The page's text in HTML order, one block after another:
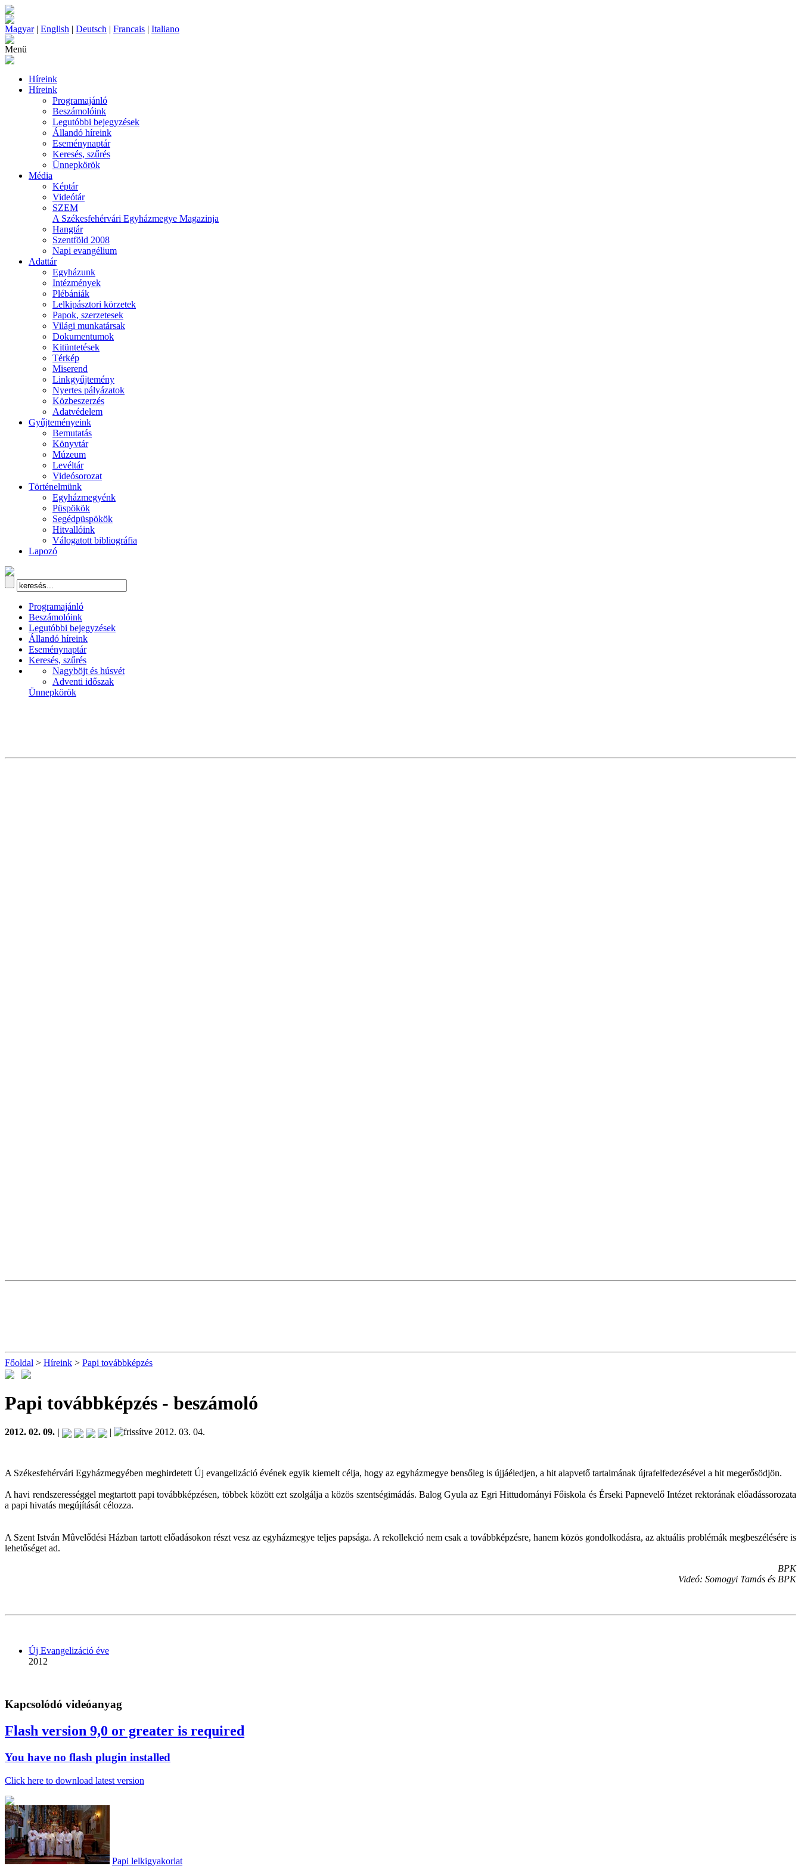
Magyar| English | Deutsch | Francais | Italiano
Menü
Híreink
Híreink
Programajánló
Beszámolóink
Legutóbbi bejegyzések
Állandó híreink
Eseménynaptár
Keresés, szűrés
Ünnepkörök
Média
Képtár
Videótár
SZEM
A Székesfehérvári Egyházmegye Magazinja
Hangtár
Szentföld 2008
Napi evangélium
Adattár
Egyházunk
Intézmények
Plébániák
Lelkipásztori körzetek
Papok, szerzetesek
Világi munkatársak
Dokumentumok
Kitüntetések
Térkép
Miserend
Linkgyűjtemény
Nyertes pályázatok
Közbeszerzés
Adatvédelem
Gyűjteményeink
Bemutatás
Könyvtár
Múzeum
Levéltár
Videósorozat
Történelmünk
Egyházmegyénk
Püspökök
Segédpüspökök
Hitvallóink
Válogatott bibliográfia
Lapozó
Programajánló
Beszámolóink
Legutóbbi bejegyzések
Állandó híreink
Eseménynaptár
Keresés, szűrés
Nagyböjt és húsvét
Adventi időszak
Ünnepkörök
Főoldal > Híreink > Papi továbbképzés
Papi továbbképzés - beszámoló
2012. 02. 09. | | 2012. 03. 04.
A Székesfehérvári Egyházmegyében meghirdetett Új evangelizáció évének egyik kiemelt célja, hogy az egyházmegye bensőleg is újjáéledjen, a hit alapvető tartalmának újrafelfedezésével a hit megerősödjön.
A havi rendszerességgel megtartott papi továbbképzésen, többek között ezt szolgálja a közös szentségimádás. Balog Gyula az Egri Hittudományi Főiskola és Érseki Papnevelő Intézet rektorának előadássorozata
a papi hivatás megújítását célozza.
A Szent István Mûvelődési Házban tartott előadásokon részt vesz az egyházmegye teljes papsága. A rekollekció nem csak a továbbképzésre, hanem közös gondolkodásra, az aktuális problémák megbeszélésére is
lehetőséget ad.
BPK
Videó: Somogyi Tamás és BPK
Új Evangelizáció éve
2012
Kapcsolódó videóanyag
Flash version 9,0 or greater is required
You have no flash plugin installed
Click here to download latest version
Papi lelkigyakorlat